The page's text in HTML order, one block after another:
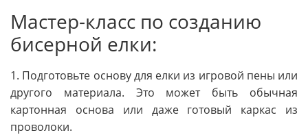
Мастер-класс по созданию
бисерной елки:
1. Подготовьте основу для елки из игровой пены или
другого материала. Это может быть обычная
картонная основа или даже готовый каркас из
проволоки.